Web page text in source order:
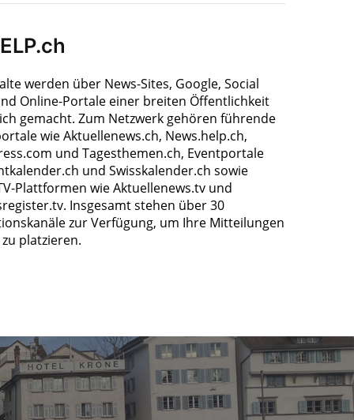
werden über News-Sites, Google, Social
Online-Portale einer breiten Öffentlichkeit
gemacht. Zum Netzwerk gehören führende
wie Aktuellenews.ch, News.help.ch,
und Tagesthemen.ch, Eventportale
und Swisskalender.ch sowie
Plattformen wie Aktuellenews.tv und
Insgesamt stehen über 30
zur Verfügung, um Ihre Mitteilungen
platzieren.